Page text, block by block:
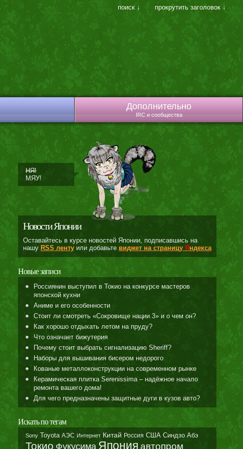
Дополнительно
IRC и сообщества
поиск ↓ прокрутить заголовок ↓
НЯ!
МЯУ!
Новости Японии
Оставайтесь в курсе новостей Японии, подписавшись на
нашу RSS лентуили добавьте виджет на страницу Яндекса
Новые записи
Россиянин выступил в Токио на конкурсе мастеров
японской кухни
Аниме и его особенности
Стоит ли смотреть «Сокровище нации 3» и о чем он?
Как хорошо отдыхать летом на пруду?
Что означает бижутерия
Почему стоит выбрать сигнализацию Sheriff?
Наборы для вышивания бисером недорого
Кованые металлоконструкции на современном рынке
Керамическая плитка Serenissima – надёжное начало
ремонта вашего дома!
Для чего предназначены защитные дуги в кузов авто?
Искать по тегам
Sony Toyota АЭС Интернет Китай Россия США Синдзо Абэ
Токио Фукусима Япония автопром